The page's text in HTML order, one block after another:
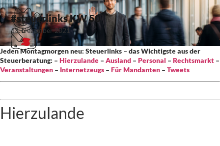
#steuerlinks KW 50
13. Dezember 2021
Jeden Montagmorgen neu: Steuerlinks – das Wichtigste aus der
Steuerberatung: – Hierzulande – Ausland – Personal – Rechtsmarkt –
Veranstaltungen – Internetzeugs – Für Mandanten – Tweets
Hierzulande